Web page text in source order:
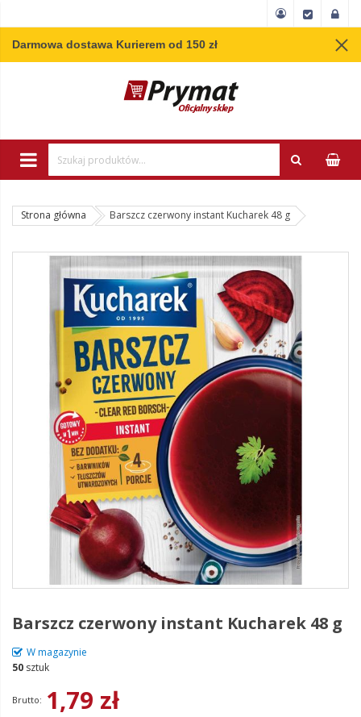
Darmowa dostawa Kurierem od 150 zł
Wpisz minimum
Strona główna Barszcz czerwony instant Kucharek 48 g
Barszcz czerwony instant Kucharek 48 g
W magazynie
50 sztuk
1,79 zł